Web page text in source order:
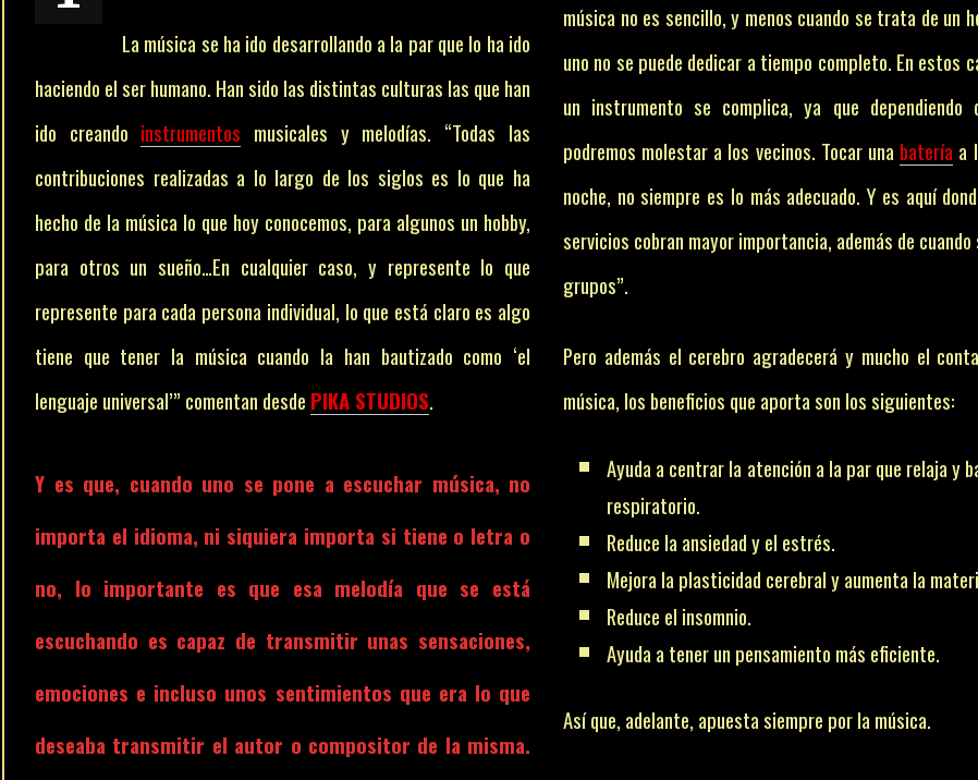
La música se ha ido desarrollando a la par que lo ha ido
haciendo el ser humano. Han sido las distintas culturas las que han
ido creando instrumentos musicales y melodías. “Todas las
contribuciones realizadas a lo largo de los siglos es lo que ha
hecho de la música lo que hoy conocemos, para algunos un hobby,
para otros un sueño…En cualquier caso, y represente lo que
represente para cada persona individual, lo que está claro es algo
tiene que tener la música cuando la han bautizado como ‘el
lenguaje universal’” comentan desde PIKA STUDIOS.
Y es que, cuando uno se pone a escuchar música, no
importa el idioma, ni siquiera importa si tiene o letra o
no, lo importante es que esa melodía que se está
escuchando es capaz de transmitir unas sensaciones,
emociones e incluso unos sentimientos que era lo que
deseaba transmitir el autor o compositor de la misma.
música no es sencillo, y menos cuando se trata de un
uno no se puede dedicar a tiempo completo. En estos
un instrumento se complica, ya que dependiendo
podremos molestar a los vecinos. Tocar una batería a
noche, no siempre es lo más adecuado. Y es aquí
servicios cobran mayor importancia, además de
grupos”.
Pero además el cerebro agradecerá y mucho el
música, los beneficios que aporta son los siguientes:
Ayuda a centrar la atención a la par que relaja y
respiratorio.
Reduce la ansiedad y el estrés.
Mejora la plasticidad cerebral y aumenta la
Reduce el insomnio.
Ayuda a tener un pensamiento más eficiente.
Así que, adelante, apuesta siempre por la música.